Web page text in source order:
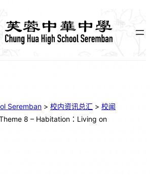
Seremban > 校内资讯总汇 > 校闻
8 – Habitation：Living on